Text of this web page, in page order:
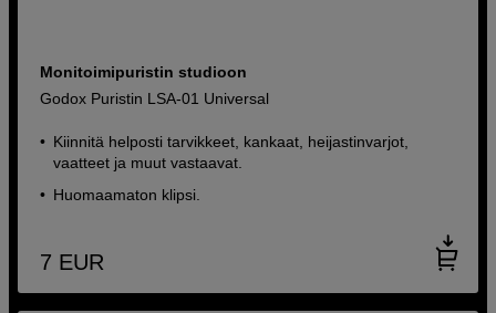
Monitoimipuristin studioon
Godox Puristin LSA-01 Universal
Kiinnitä helposti tarvikkeet, kankaat, heijastinvarjot,
vaatteet ja muut vastaavat.
Huomaamaton klipsi.
7 EUR